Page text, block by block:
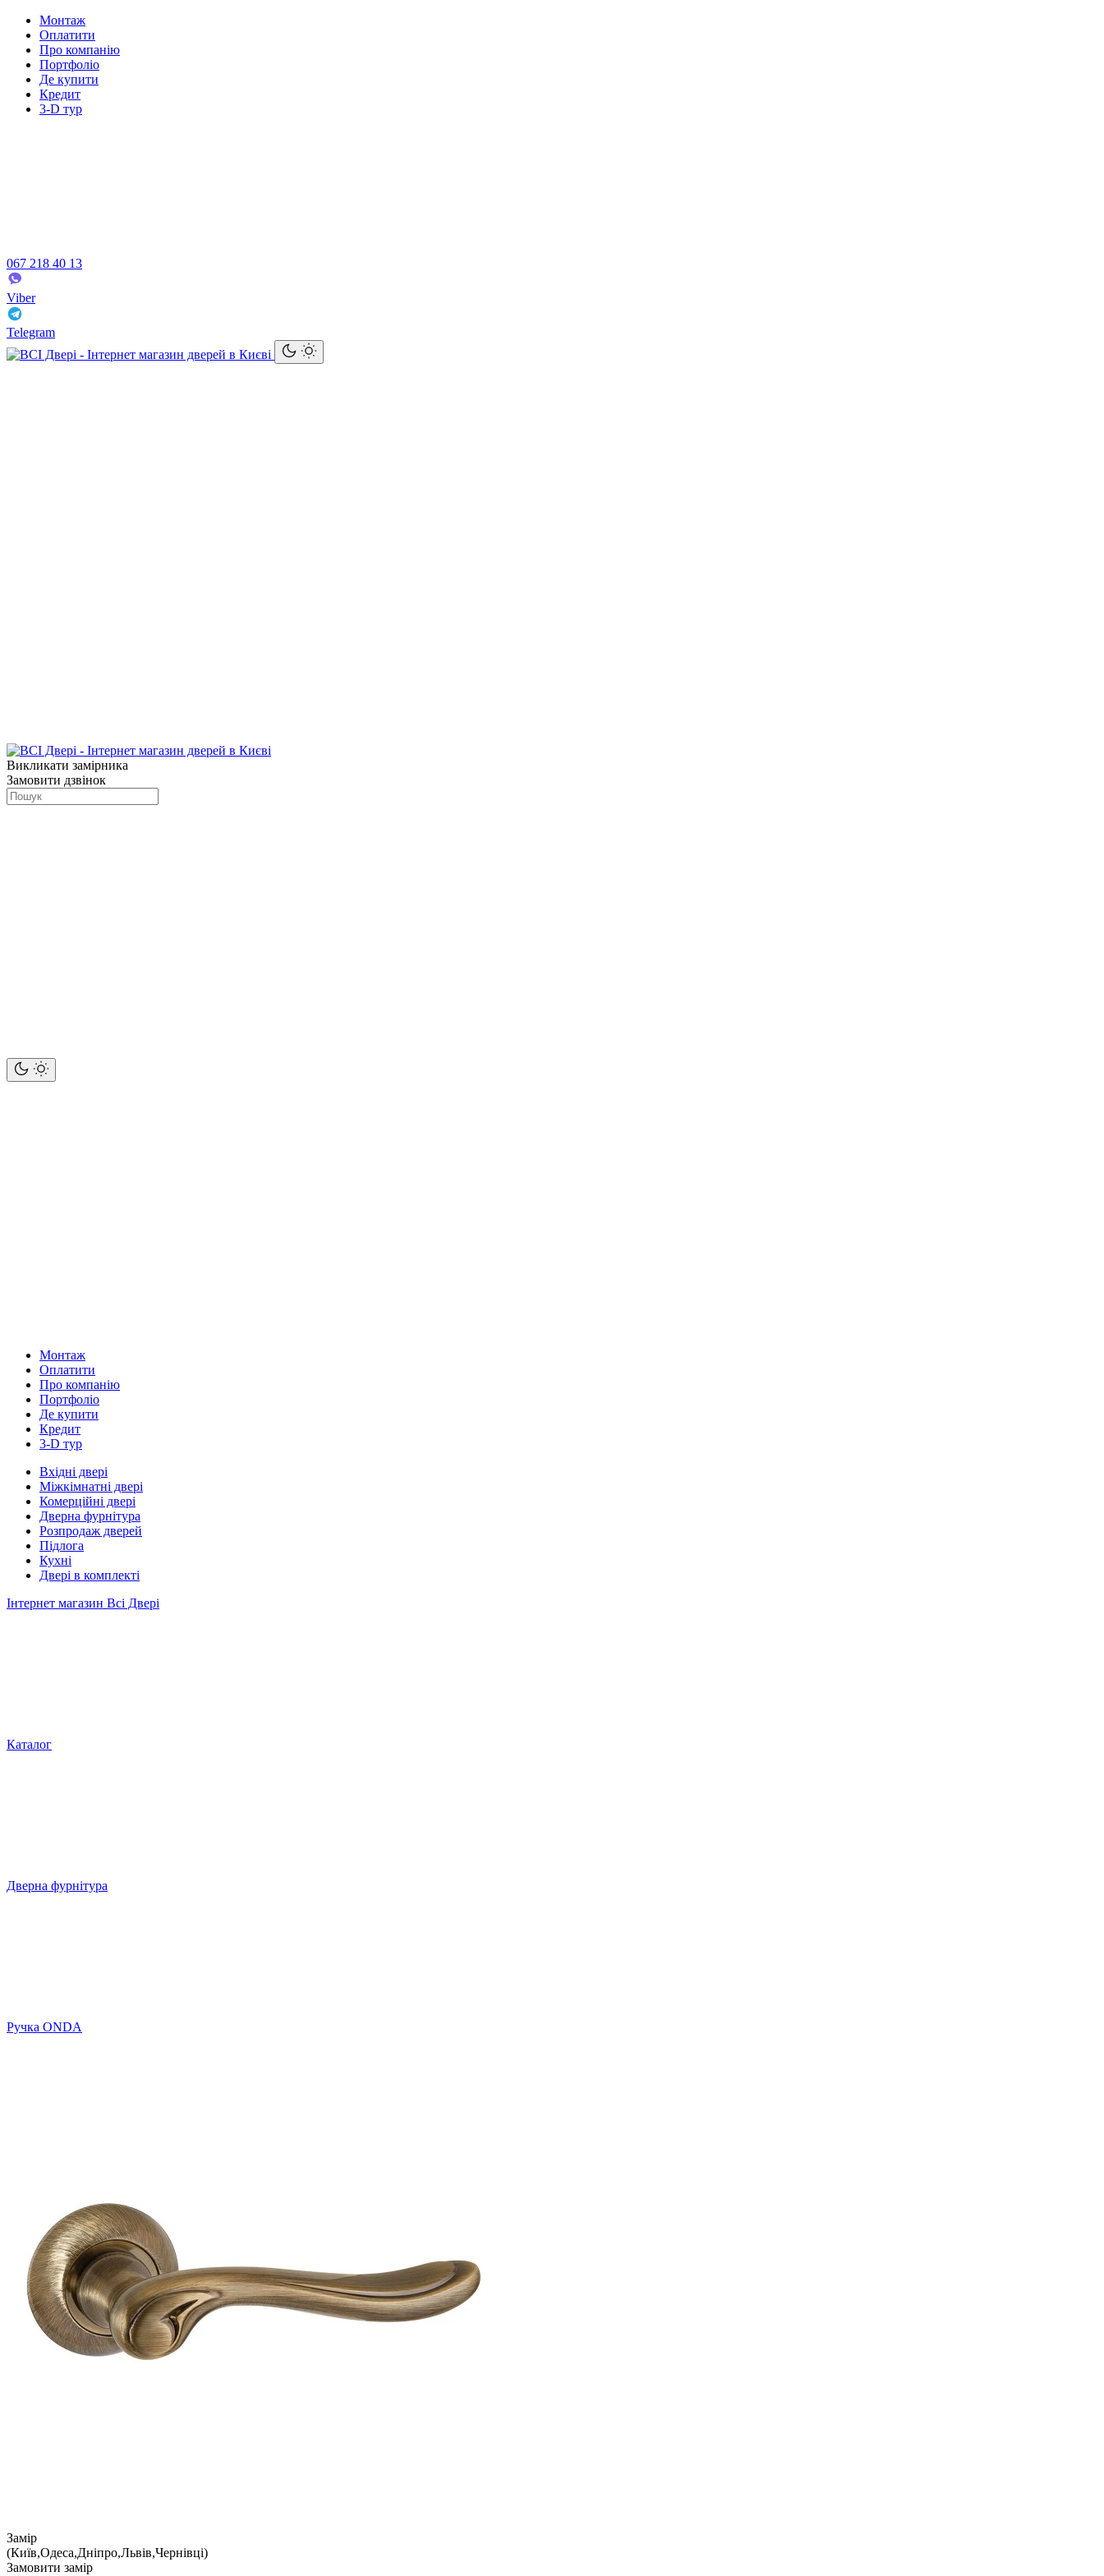
Монтаж
Оплатити
Про компанію
Портфоліо
Де купити
Кредит
3-D тур
067 218 40 13
Viber
Telegram
Викликати замірника
Замовити дзвінок
Монтаж
Оплатити
Про компанію
Портфоліо
Де купити
Кредит
3-D тур
Вхідні двері
Міжкімнатні двері
Комерційні двері
Дверна фурнітура
Розпродаж дверей
Підлога
Кухні
Двері в комплекті
Інтернет магазин Всі Двері
Каталог
Дверна фурнітура
Ручка ONDA
Замір
(Київ,Одеса,Дніпро,Львів,Чернівці)
Замовити замір